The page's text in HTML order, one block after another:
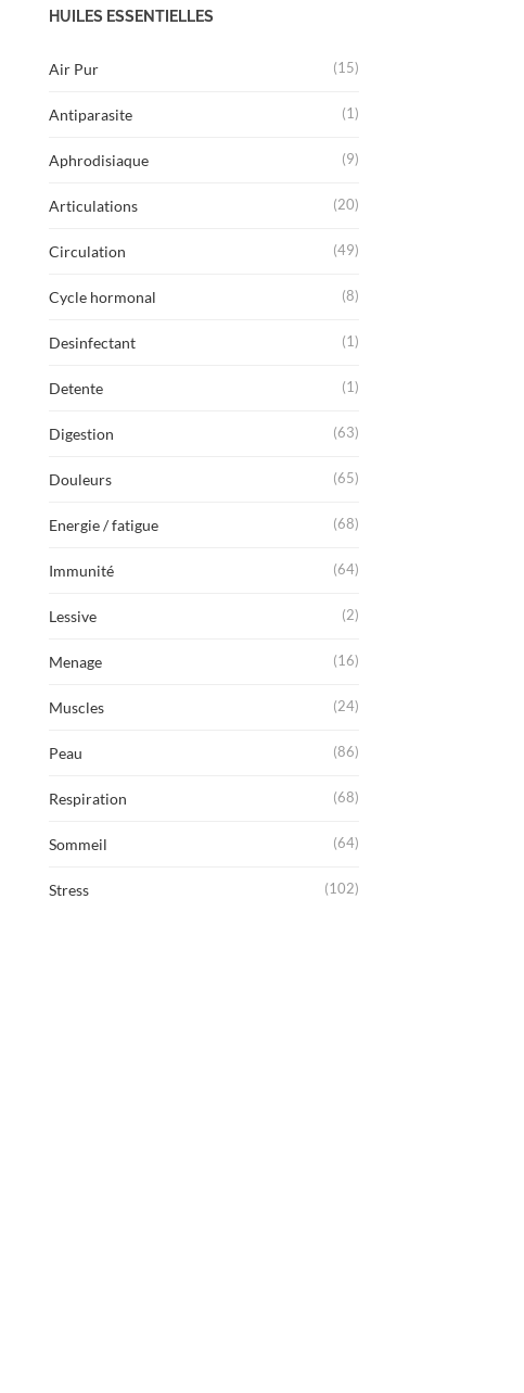
HUILES ESSENTIELLES
Air Pur (15)
Antiparasite (1)
Aphrodisiaque (9)
Articulations (20)
Circulation (49)
Cycle hormonal (8)
Desinfectant (1)
Detente (1)
Digestion (63)
Douleurs (65)
Energie / fatigue (68)
Immunité (64)
Lessive (2)
Menage (16)
Muscles (24)
Peau (86)
Respiration (68)
Sommeil (64)
Stress (102)